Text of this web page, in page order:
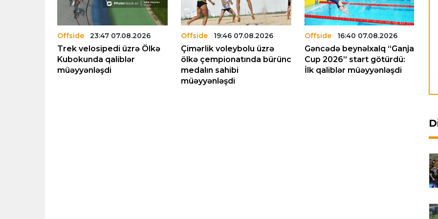
Offside 23:47 07.08.2026
Trek velosipedi üzrə Ölkə
Kubokunda qaliblər
müəyyənləşdi
Offside 19:46 07.08.2026
Çimərlik voleybolu üzrə
ölkə çempionatında bürünc
medalın sahibi
müəyyənləşdi
Offside 16:40 07.08.2026
Gəncədə beynəlxalq “Ganja
Cup 2026” start götürdü:
İlk qaliblər müəyyənləşdi